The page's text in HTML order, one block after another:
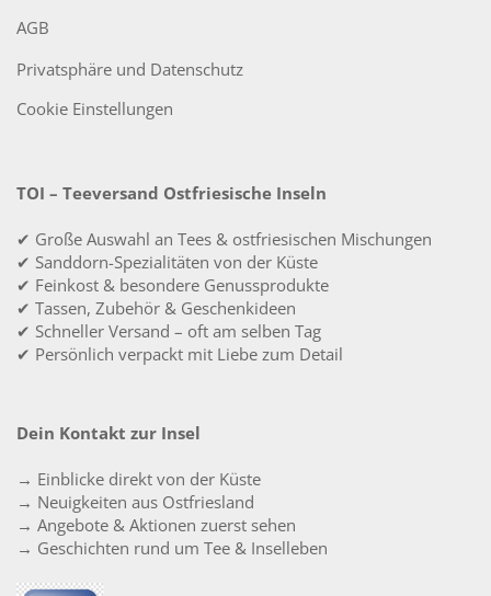
AGB
Privatsphäre und Datenschutz
Cookie Einstellungen
TOI – Teeversand Ostfriesische Inseln
✔ Große Auswahl an Tees & ostfriesischen Mischungen
✔ Sanddorn-Spezialitäten von der Küste
✔ Feinkost & besondere Genussprodukte
✔ Tassen, Zubehör & Geschenkideen
✔ Schneller Versand – oft am selben Tag
✔ Persönlich verpackt mit Liebe zum Detail
Dein Kontakt zur Insel
→ Einblicke direkt von der Küste
→ Neuigkeiten aus Ostfriesland
→ Angebote & Aktionen zuerst sehen
→ Geschichten rund um Tee & Inselleben